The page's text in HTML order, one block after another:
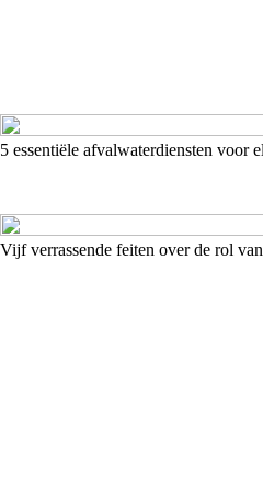
5 essentiële afvalwaterdiensten voor
Vijf verrassende feiten over de rol